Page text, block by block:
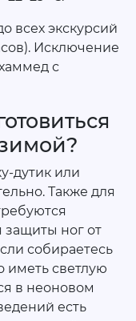
всех экскурсий
Исключение
с
дутик или
Также для
защиты ног от
собираетесь
иметь светлую
в неоновом
есть